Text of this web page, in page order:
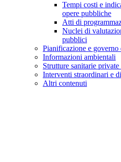
Tempi costi e
opere pubbliche
Atti di
Nuclei di
pubblici
Pianificazione e
Informazioni ambientali
Strutture sanitarie private
Interventi straordinari e
Altri contenuti